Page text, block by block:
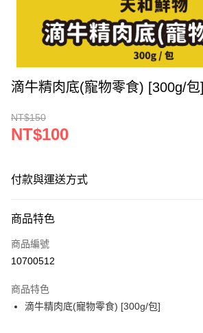
滴牛精肉底(寵物零食) [300g/包]
NT$150
NT$100
付款與運送方式
信用卡一次付款
LINE Pay
街口支付
商品特色
商品編號
10700512
商品特色
滴牛精肉底(寵物零食) [300g/包]